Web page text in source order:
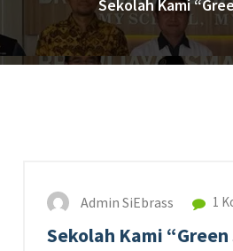
Sekolah Kami
Admin SiEbrass 1
Sekolah Kami “Green